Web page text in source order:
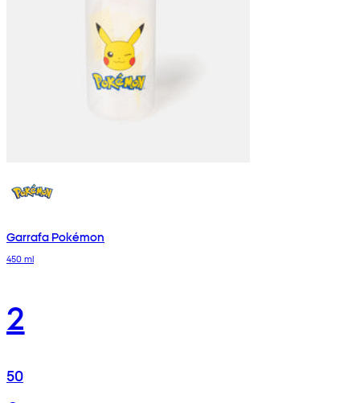
Garrafa Pokémon
450 ml
2
50